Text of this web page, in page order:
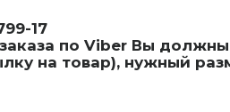
17
по Viber Вы должны
на товар), нужный